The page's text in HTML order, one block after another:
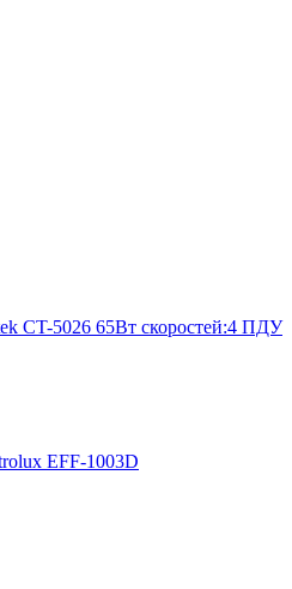
CT-5026 65Вт скоростей:4 ПДУ
EFF-1003D